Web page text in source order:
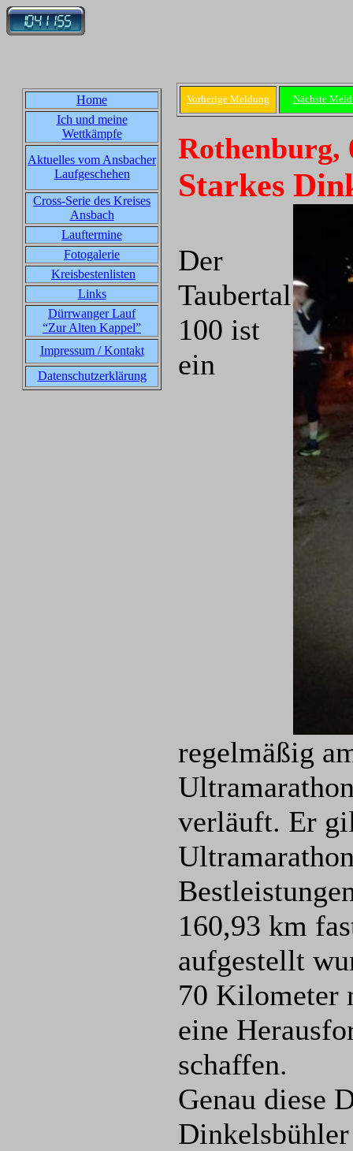
Home
Ich und meine
Wettkämpfe
Aktuelles vom Ansbacher
Laufgeschehen
Cross-Serie des Kreises
Ansbach
Lauftermine
Fotogalerie
Kreisbestenlisten
Links
Dürrwanger Lauf
“Zur Alten Kappel”
Impressum / Kontakt
Datenschutzerklärung
Vorherige Meldung Nächste
Rothenburg,
Starkes
Der
Taubertal
100 ist
ein
regelmäßig
verläuft. Er
160,93 km
aufgestellt
70 Kilometer
eine
schaffen.
Genau diese